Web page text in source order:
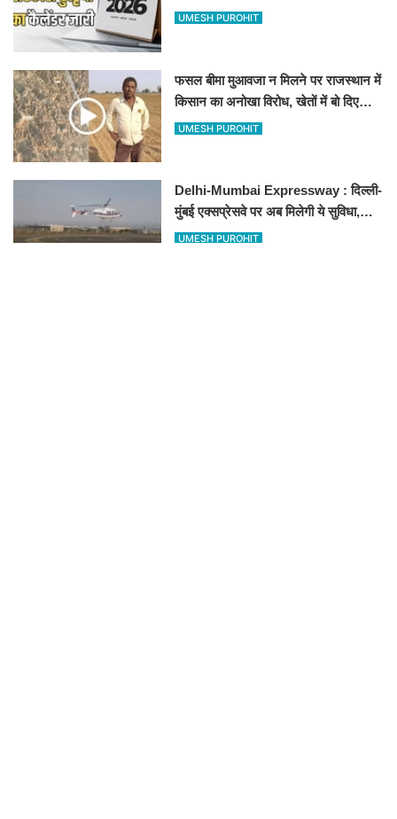
अवकाश, देखें
UMESH PUROHIT
फसल बीमा मुआवजा न मिलने पर राजस्थान में
किसान का अनोखा विरोध, खेतों में बो दिए
500-500 रुपए के नोट, वीडियो वायरल
UMESH PUROHIT
Delhi-Mumbai Expressway : दिल्ली-
मुंबई एक्सप्रेसवे पर अब मिलेगी ये सुविधा,
हेलीकॉप्टर सर्विस से तुरंत घायल पहुंचेगा
UMESH PUROHIT